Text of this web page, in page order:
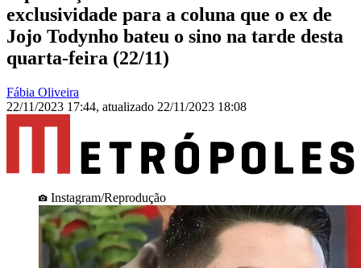
exclusividade para a coluna que o ex de
Jojo Todynho bateu o sino na tarde desta
quarta-feira (22/11)
Fábia Oliveira
22/11/2023 17:44, atualizado 22/11/2023 18:08
Instagram/Reprodução